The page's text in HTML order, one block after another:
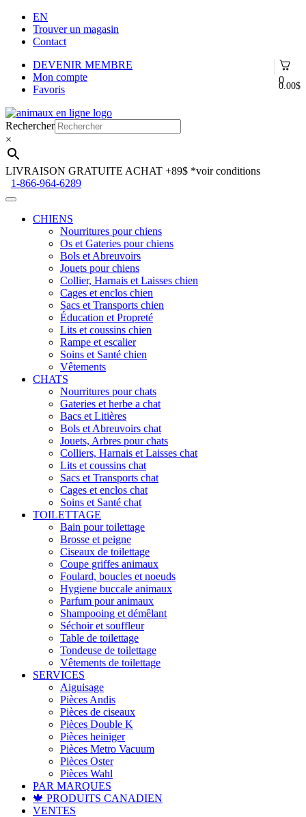
EN
Trouver un magasin
Contact
0
0.00$
DEVENIR MEMBRE
Mon compte
Favoris
Aller
à
la
navigation
Aller
au
contenu
Rechercher
×
LIVRAISON GRATUITE ACHAT +89$ *voir conditions
1-866-964-6289
CHIENS
Nourritures pour chiens
Os et Gateries pour chiens
Bols et Abreuvoirs
Jouets pour chiens
Collier, Harnais et Laisses chien
Cages et enclos chien
Sacs et Transports chien
Éducation et Propreté
Lits et coussins chien
Rampe et escalier
Soins et Santé chien
Vêtements
CHATS
Nourritures pour chats
Gateries et herbe a chat
Bacs et Litières
Bols et Abreuvoirs chat
Jouets, Arbres pour chats
Colliers, Harnais et Laisses chat
Lits et coussins chat
Sacs et Transports chat
Cages et enclos chat
Soins et Santé chat
TOILETTAGE
Bain pour toilettage
Brosse et peigne
Ciseaux de toilettage
Coupe griffes animaux
Foulard, boucles et noeuds
Hygiene buccale animaux
Parfum pour animaux
Shampooing et démêlant
Séchoir et souffleur
Table de toilettage
Tondeuse de toilettage
Vêtements de toilettage
SERVICES
Aiguisage
Pièces Andis
Pièces de ciseaux
Pièces Double K
Pièces heiniger
Pièces Metro Vacuum
Pièces Oster
Pièces Wahl
PAR MARQUES
🍁 PRODUITS CANADIEN
VENTES